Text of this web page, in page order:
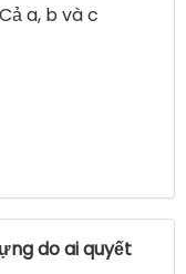
Cả a, b và c
do ai quyết